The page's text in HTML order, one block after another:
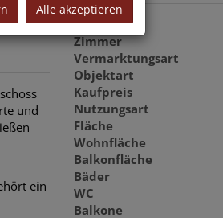
und
ein
Objektnr.
Zimmer
Vermarktungsart
Objektart
Kaufpreis
Nutzungsart
Fläche
Wohnfläche
Balkonfläche
Bäder
WC
Balkone
Alle akzeptieren